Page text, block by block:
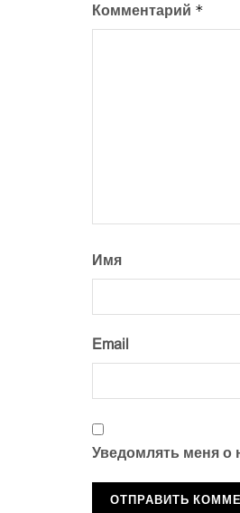
Комментарий *
Имя
Email
Уведомлять меня о